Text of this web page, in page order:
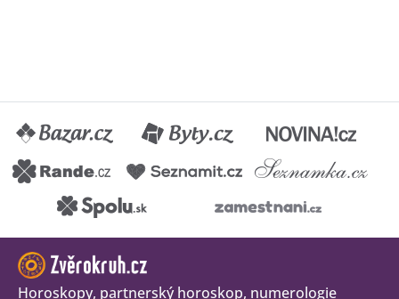
Horoskopy, partnerský horoskop, numerologie